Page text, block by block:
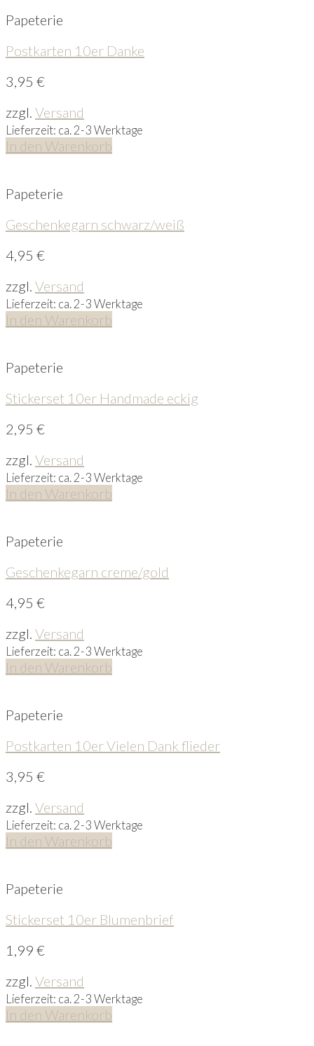
Papeterie
Postkarten 10er Danke
3,95 €
zzgl. Versand
Lieferzeit: ca. 2-3 Werktage
In den Warenkorb
Papeterie
Geschenkegarn schwarz/weiß
4,95 €
zzgl. Versand
Lieferzeit: ca. 2-3 Werktage
In den Warenkorb
Papeterie
Stickerset 10er Handmade eckig
2,95 €
zzgl. Versand
Lieferzeit: ca. 2-3 Werktage
In den Warenkorb
Papeterie
Geschenkegarn creme/gold
4,95 €
zzgl. Versand
Lieferzeit: ca. 2-3 Werktage
In den Warenkorb
Papeterie
Postkarten 10er Vielen Dank flieder
3,95 €
zzgl. Versand
Lieferzeit: ca. 2-3 Werktage
In den Warenkorb
Papeterie
Stickerset 10er Blumenbrief
1,99 €
zzgl. Versand
Lieferzeit: ca. 2-3 Werktage
In den Warenkorb